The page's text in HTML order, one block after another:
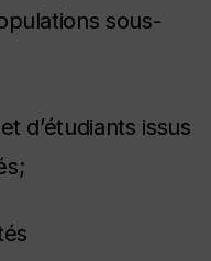
sous-
d’étudiants issus